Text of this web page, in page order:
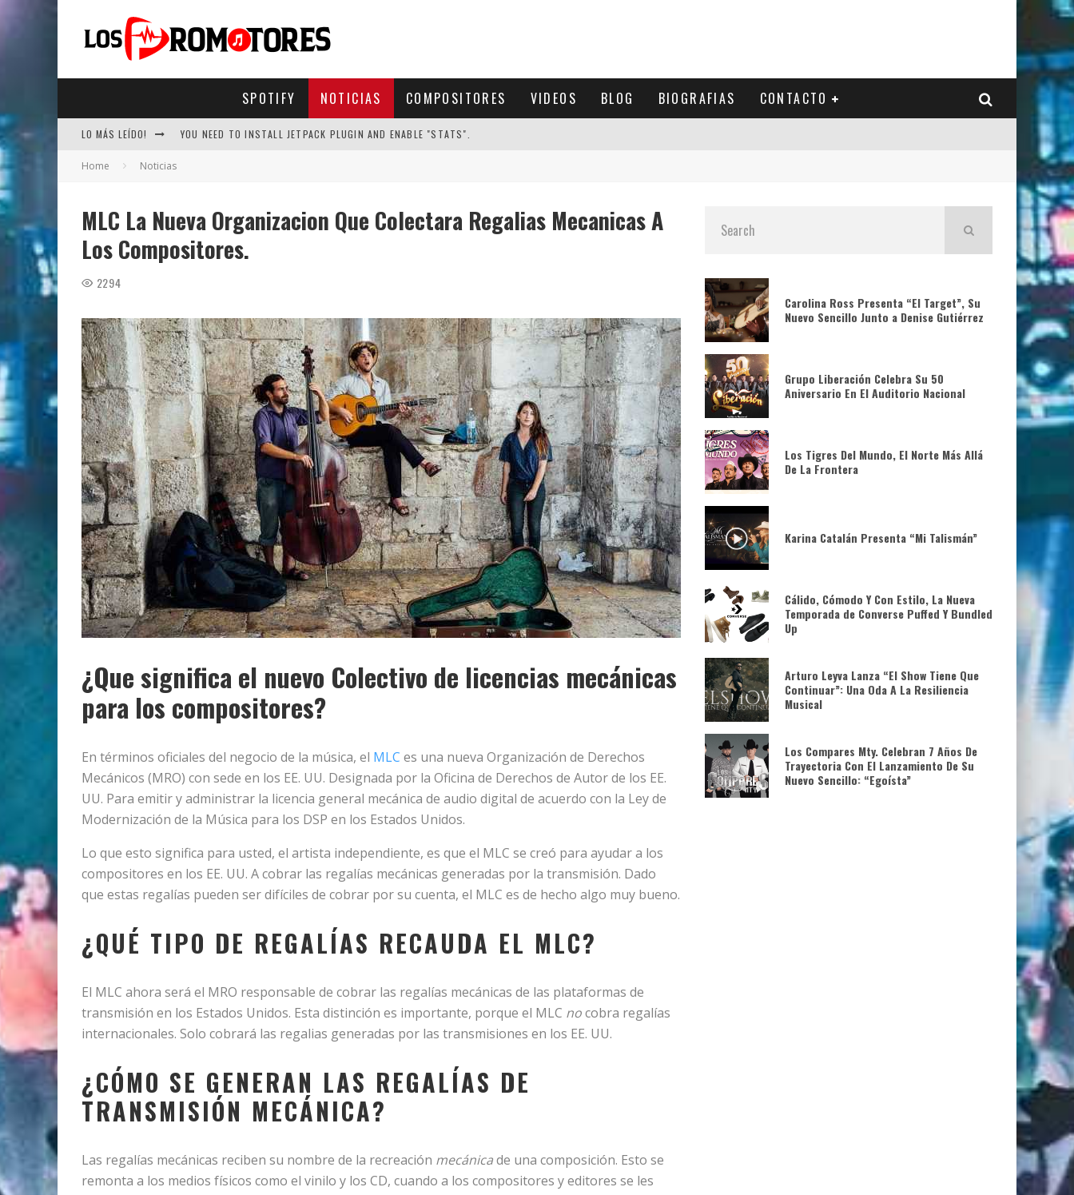
SPOTIFY NOTICIAS COMPOSITORES VIDEOS BLOG BIOGRAFIAS CONTACTO
LO MÁS LEÍDO! YOU NEED TO INSTALL JETPACK PLUGIN AND ENABLE "STATS".
Home Noticias
MLC La Nueva Organizacion Que Colectara Regalias Mecanicas A
Los Compositores.
2294
¿Que significa el nuevo Colectivo de licencias mecánicas
para los compositores?
En términos oficiales del negocio de la música, el MLC es una nueva Organización de Derechos
Mecánicos (MRO) con sede en los EE. UU. Designada por la Oficina de Derechos de Autor de los EE.
UU. Para emitir y administrar la licencia general mecánica de audio digital de acuerdo con la Ley de
Modernización de la Música para los DSP en los Estados Unidos.
Lo que esto significa para usted, el artista independiente, es que el MLC se creó para ayudar a los
compositores en los EE. UU. A cobrar las regalías mecánicas generadas por la transmisión. Dado
que estas regalías pueden ser difíciles de cobrar por su cuenta, el MLC es de hecho algo muy bueno.
¿QUÉ TIPO DE REGALÍAS RECAUDA EL MLC?
El MLC ahora será el MRO responsable de cobrar las regalías mecánicas de las plataformas de
transmisión en los Estados Unidos. Esta distinción es importante, porque el MLC nocobra regalías
internacionales. Solo cobrará las regalias generadas por las transmisiones en los EE. UU.
¿CÓMO SE GENERAN LAS REGALÍAS DE
TRANSMISIÓN MECÁNICA?
Las regalías mecánicas reciben su nombre de la recreación mecánicade una composición. Esto se
remonta a los medios físicos como el vinilo y los CD, cuando a los compositores y editores se les
Carolina Ross Presenta “El Target”, Su
Nuevo Sencillo Junto a Denise Gutiérrez
Grupo Liberación Celebra Su 50
Aniversario En El Auditorio Nacional
Los Tigres Del Mundo, El Norte Más Allá
De La Frontera
Karina Catalán Presenta “Mi Talismán”
Cálido, Cómodo Y Con Estilo, La Nueva
Temporada de Converse Puffed Y Bundled
Up
Arturo Leyva Lanza “El Show Tiene Que
Continuar”: Una Oda A La Resiliencia
Musical
Los Compares Mty. Celebran 7 Años De
Trayectoria Con El Lanzamiento De Su
Nuevo Sencillo: “Egoísta”